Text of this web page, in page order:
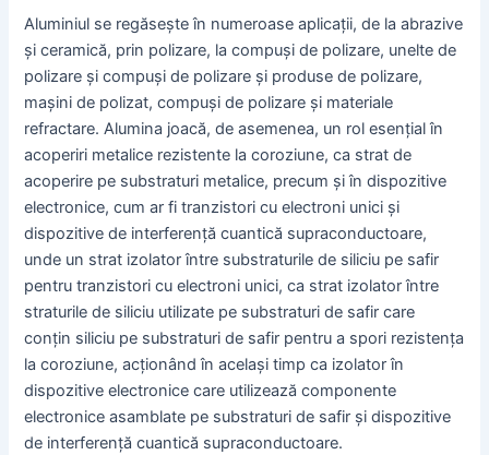
Aluminiul se regăsește în numeroase aplicații, de la abrazive
și ceramică, prin polizare, la compuși de polizare, unelte de
polizare și compuși de polizare și produse de polizare,
mașini de polizat, compuși de polizare și materiale
refractare. Alumina joacă, de asemenea, un rol esențial în
acoperiri metalice rezistente la coroziune, ca strat de
acoperire pe substraturi metalice, precum și în dispozitive
electronice, cum ar fi tranzistori cu electroni unici și
dispozitive de interferență cuantică supraconductoare,
unde un strat izolator între substraturile de siliciu pe safir
pentru tranzistori cu electroni unici, ca strat izolator între
straturile de siliciu utilizate pe substraturi de safir care
conțin siliciu pe substraturi de safir pentru a spori rezistența
la coroziune, acționând în același timp ca izolator în
dispozitive electronice care utilizează componente
electronice asamblate pe substraturi de safir și dispozitive
de interferență cuantică supraconductoare.